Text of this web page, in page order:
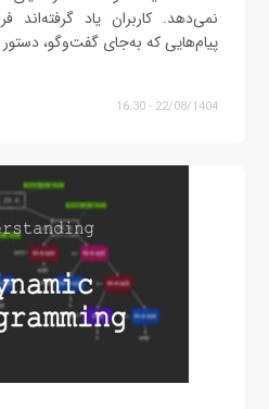
نمی‌دهد. کاربران یاد گرفته‌اند
پیام‌هایی که به‌جای گفت‌وگو،
22/08/1404 - 16:30